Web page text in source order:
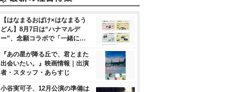
【はなまるおばけ×はなまるう
どん】8月7日は“ハナマルデ
ー”、念願コラボで「一緒に…
『あの星が降る丘で、君とまた
出会いたい。』映画情報｜出演
者・スタッフ・あらすじ
小谷実可子、12月公演の準備は